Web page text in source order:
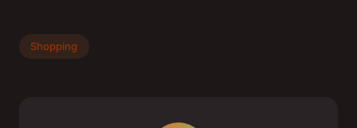
Shopping